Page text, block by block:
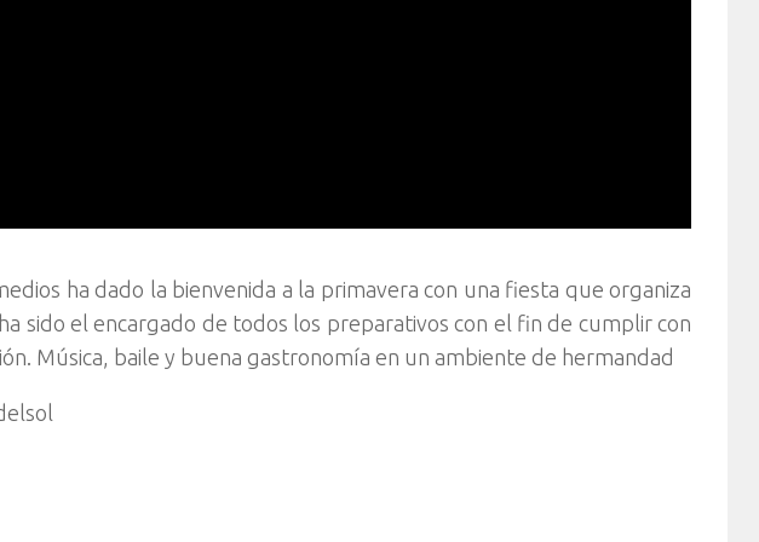
ha dado la bienvenida a la primavera con una fiesta que organiza
sido el encargado de todos los preparativos con el fin de cumplir con
Música, baile y buena gastronomía en un ambiente de hermandad